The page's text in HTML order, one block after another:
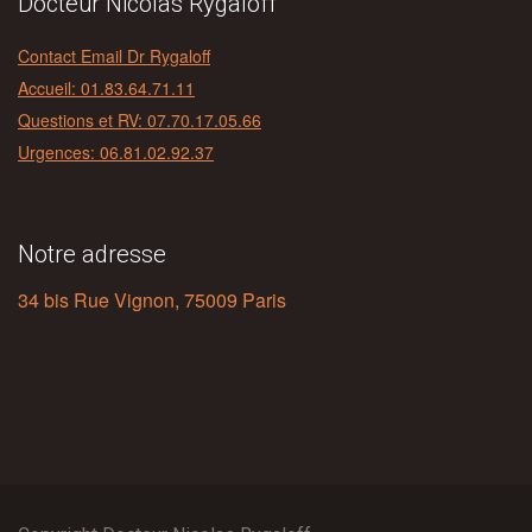
Contact Email Dr Rygaloff
Accueil: 01.83.64.71.11
Questions et RV: 07.70.17.05.66
Urgences: 06.81.02.92.37
Notre adresse
34 bis Rue Vignon, 75009 Paris